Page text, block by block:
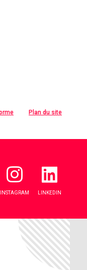
Plan du site
INSTAGRAM LINKEDIN